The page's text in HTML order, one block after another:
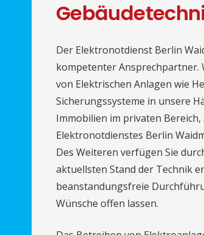
Der Elektronotdienst Berlin
kompetenter Ansprechpartner.
von Elektrischen Anlagen wie
Sicherungssysteme in unsere
Immobilien im privaten
Elektronotdienstes Berlin
Des Weiteren verfügen Sie
aktuellsten Stand der Technik
beanstandungsfreie
Wünsche offen lassen.